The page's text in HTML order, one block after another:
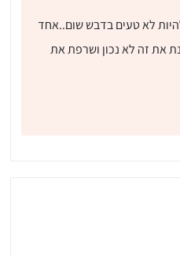
לא טעים בדבש שום..אחד
את זה לא נכון ושרפת את